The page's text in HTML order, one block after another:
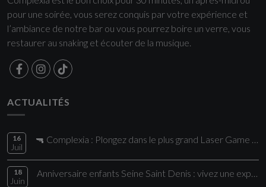
pour une soirée, vous serez conquis par votre expérience et
l’ambiance de notre bar ou vous pourrez boire un verre, vous
restaurer au snaking et écouter de la musique.
ACTUALITÉS
16
Juil
18
Juin